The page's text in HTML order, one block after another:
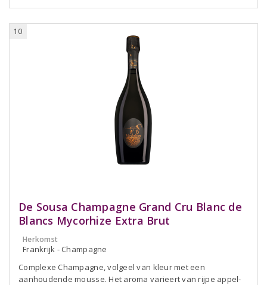
10
De Sousa Champagne Grand Cru Blanc de
Blancs Mycorhize Extra Brut
Herkomst
Frankrijk - Champagne
Complexe Champagne, volgeel van kleur met een
aanhoudende mousse. Het aroma varieert van rijpe appel-